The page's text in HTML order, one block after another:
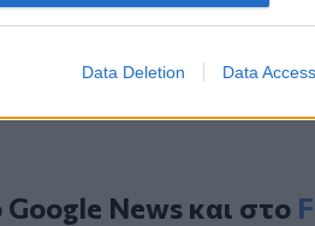
Data Deletion Data Access
«φωνή» στους μετανάστες μέσω
Google Newsκαι στο